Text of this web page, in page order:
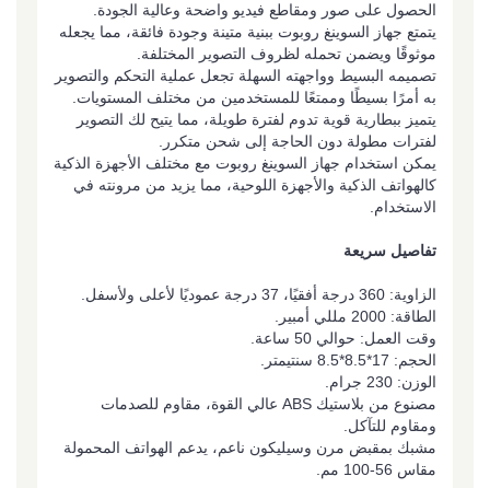
الحصول على صور ومقاطع فيديو واضحة وعالية الجودة.
يتمتع جهاز السوينغ روبوت ببنية متينة وجودة فائقة، مما يجعله
موثوقًا ويضمن تحمله لظروف التصوير المختلفة.
تصميمه البسيط وواجهته السهلة تجعل عملية التحكم والتصوير
به أمرًا بسيطًا وممتعًا للمستخدمين من مختلف المستويات.
يتميز ببطارية قوية تدوم لفترة طويلة، مما يتيح لك التصوير
لفترات مطولة دون الحاجة إلى شحن متكرر.
يمكن استخدام جهاز السوينغ روبوت مع مختلف الأجهزة الذكية
كالهواتف الذكية والأجهزة اللوحية، مما يزيد من مرونته في
الاستخدام.
تفاصيل سريعة
الزاوية: 360 درجة أفقيًا، 37 درجة عموديًا لأعلى ولأسفل.
الطاقة: 2000 مللي أمبير.
وقت العمل: حوالي 50 ساعة.
الحجم: 17*8.5*8.5 سنتيمتر.
الوزن: 230 جرام.
مصنوع من بلاستيك ABS عالي القوة، مقاوم للصدمات
ومقاوم للتآكل.
مشبك بمقبض مرن وسيليكون ناعم، يدعم الهواتف المحمولة
مقاس 56-100 مم.